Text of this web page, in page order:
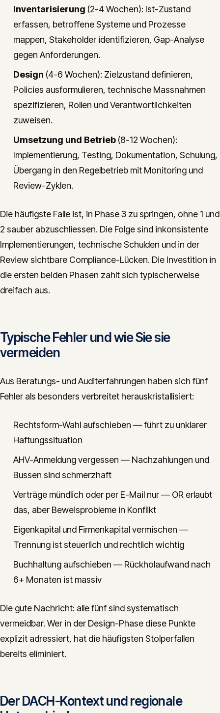
Inventarisierung (2-4 Wochen): Ist-Zustand
erfassen, betroffene Systeme und Prozesse
mappen, Stakeholder identifizieren, Gap-Analyse
gegen Anforderungen.
Design (4-6 Wochen): Zielzustand definieren,
Policies ausformulieren, technische Massnahmen
spezifizieren, Rollen und Verantwortlichkeiten
zuweisen.
Umsetzung und Betrieb (8-12 Wochen):
Implementierung, Testing, Dokumentation, Schulung,
Übergang in den Regelbetrieb mit Monitoring und
Review-Zyklen.
Die häufigste Falle ist, in Phase 3 zu springen, ohne 1 und
2 sauber abzuschliessen. Die Folge sind inkonsistente
Implementierungen, technische Schulden und in der
Review sichtbare Compliance-Lücken. Die Investition in
die ersten beiden Phasen zahlt sich typischerweise
dreifach aus.
Typische Fehler und wie Sie sie
vermeiden
Aus Beratungs- und Auditerfahrungen haben sich fünf
Fehler als besonders verbreitet herauskristallisiert:
Rechtsform-Wahl aufschieben — führt zu unklarer
Haftungssituation
AHV-Anmeldung vergessen — Nachzahlungen und
Bussen sind schmerzhaft
Verträge mündlich oder per E-Mail nur — OR erlaubt
das, aber Beweisprobleme in Konflikt
Eigenkapital und Firmenkapital vermischen —
Trennung ist steuerlich und rechtlich wichtig
Buchhaltung aufschieben — Rückholaufwand nach
6+ Monaten ist massiv
Die gute Nachricht: alle fünf sind systematisch
vermeidbar. Wer in der Design-Phase diese Punkte
explizit adressiert, hat die häufigsten Stolperfallen
bereits eliminiert.
Der DACH-Kontext und regionale